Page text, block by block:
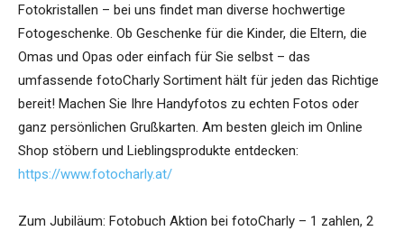
Fotokristallen – bei uns findet man diverse hochwertige
Fotogeschenke. Ob Geschenke für die Kinder, die Eltern, die
Omas und Opas oder einfach für Sie selbst – das
umfassende fotoCharly Sortiment hält für jeden das Richtige
bereit! Machen Sie Ihre Handyfotos zu echten Fotos oder
ganz persönlichen Grußkarten. Am besten gleich im Online
Shop stöbern und Lieblingsprodukte entdecken:
https://www.fotocharly.at/
Zum Jubiläum: Fotobuch Aktion bei fotoCharly – 1 zahlen, 2